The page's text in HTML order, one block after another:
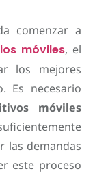
comenzar a
móviles, el
los mejores
Es necesario
móviles
las demandas
este proceso